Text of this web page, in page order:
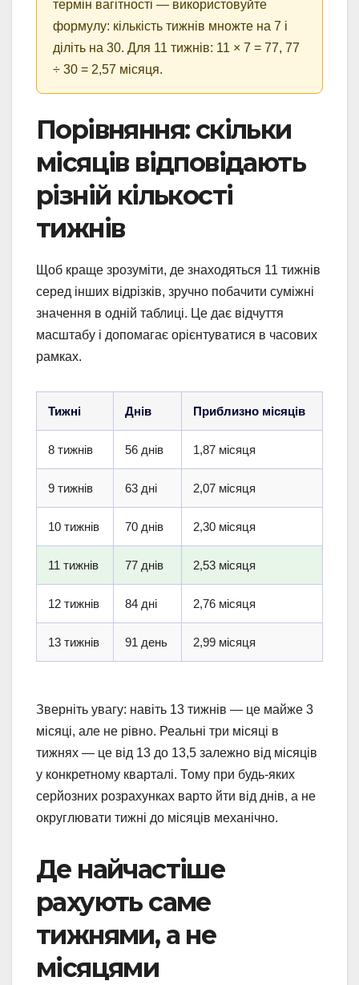
термін вагітності — використовуйте
формулу: кількість тижнів множте на 7 і
діліть на 30. Для 11 тижнів: 11 × 7 = 77, 77
÷ 30 = 2,57 місяця.
Порівняння: скільки
місяців відповідають
різній кількості
тижнів
Щоб краще зрозуміти, де знаходяться 11 тижнів
серед інших відрізків, зручно побачити суміжні
значення в одній таблиці. Це дає відчуття
масштабу і допомагає орієнтуватися в часових
рамках.
Тижні Днів Приблизно місяців
8 тижнів 56 днів 1,87 місяця
9 тижнів 63 дні 2,07 місяця
10 тижнів 70 днів 2,30 місяця
11 тижнів 77 днів 2,53 місяця
12 тижнів 84 дні 2,76 місяця
13 тижнів 91 день 2,99 місяця
Зверніть увагу: навіть 13 тижнів — це майже 3
місяці, але не рівно. Реальні три місяці в
тижнях — це від 13 до 13,5 залежно від місяців
у конкретному кварталі. Тому при будь-яких
серйозних розрахунках варто йти від днів, а не
округлювати тижні до місяців механічно.
Де найчастіше
рахують саме
тижнями, а не
місяцями